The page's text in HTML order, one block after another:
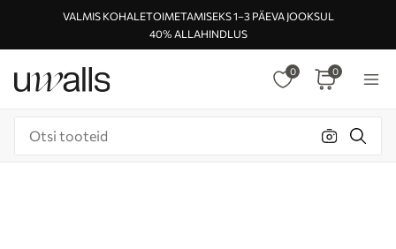
VALMIS KOHALETOIMETAMISEKS 1–3 PÄEVA JOOKSUL
40% ALLAHINDLUS
0 0